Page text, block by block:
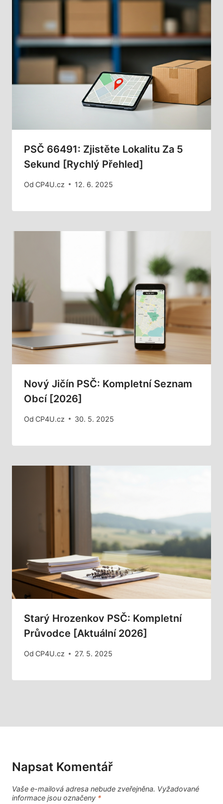
PSČ 66491: Zjistěte Lokalitu Za 5
Sekund [Rychlý Přehled]
Od CP4U.cz 12. 6. 2025
Nový Jičín PSČ: Kompletní Seznam
Obcí [2026]
Od CP4U.cz 30. 5. 2025
Starý Hrozenkov PSČ: Kompletní
Průvodce [Aktuální 2026]
Od CP4U.cz 27. 5. 2025
Napsat Komentář
Vaše e-mailová adresa nebude zveřejněna. Vyžadované
informace jsou označeny *